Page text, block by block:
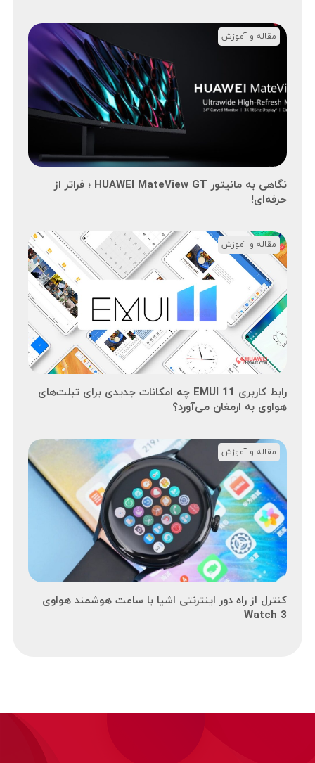
نگاهی به مانیتور HUAWEI MateView GT ؛ فراتر از
حرفه‌ای!
مقاله و آموزش
رابط کاربری EMUI 11 چه امکانات جدیدی برای تبلت‌های
هواوی به ارمغان می‌آورد؟
مقاله و آموزش
کنترل از راه دور اینترنتی اشیا با ساعت هوشمند هواوی
Watch 3
مقاله و آموزش